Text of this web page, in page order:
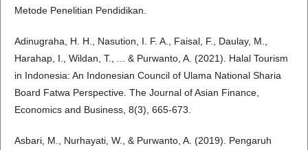
Metode Penelitian Pendidikan.
Adinugraha, H. H., Nasution, I. F. A., Faisal, F., Daulay, M.,
Harahap, I., Wildan, T., ... & Purwanto, A. (2021). Halal Tourism
in Indonesia: An Indonesian Council of Ulama National Sharia
Board Fatwa Perspective. The Journal of Asian Finance,
Economics and Business, 8(3), 665-673.
Asbari, M., Nurhayati, W., & Purwanto, A. (2019). Pengaruh